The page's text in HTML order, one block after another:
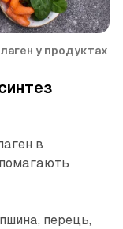
у продуктах
в
перець,